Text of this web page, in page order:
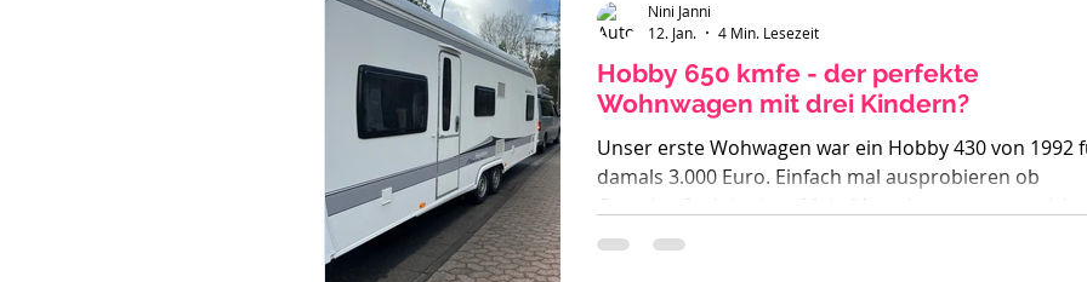
Hobby 650 kmfe - der perfekte
Wohnwagen mit drei Kindern?
Unser erste Wohwagen war ein Hobby 430 von 1992
damals 3.000 Euro. Einfach mal ausprobieren ob
Camping funktioniert. Mein Mann kannte es gar nicht,
ich bin mit Wohnwagen und Wohnmobilen groß
Nini Janni
12. Jan.
4 Min. Lesezeit